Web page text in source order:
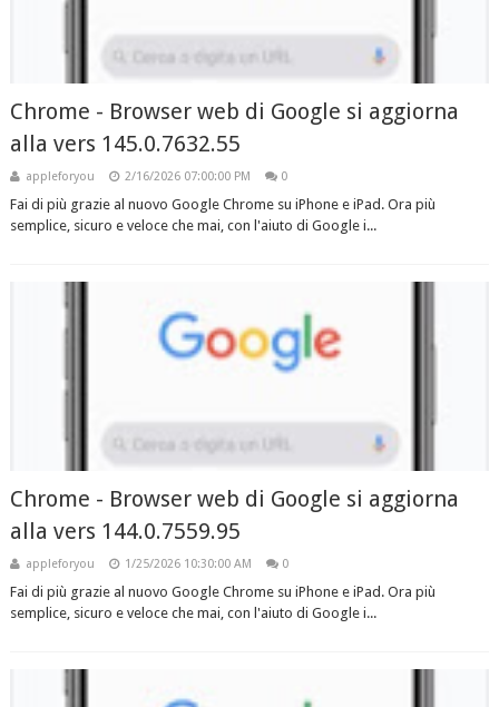
Chrome - Browser web di Google si aggiorna
alla vers 145.0.7632.55
appleforyou 2/16/2026 07:00:00 PM 0
Fai di più grazie al nuovo Google Chrome su iPhone e iPad. Ora più
semplice, sicuro e veloce che mai, con l'aiuto di Google i...
Chrome - Browser web di Google si aggiorna
alla vers 144.0.7559.95
appleforyou 1/25/2026 10:30:00 AM 0
Fai di più grazie al nuovo Google Chrome su iPhone e iPad. Ora più
semplice, sicuro e veloce che mai, con l'aiuto di Google i...